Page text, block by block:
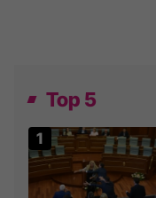
Top 5